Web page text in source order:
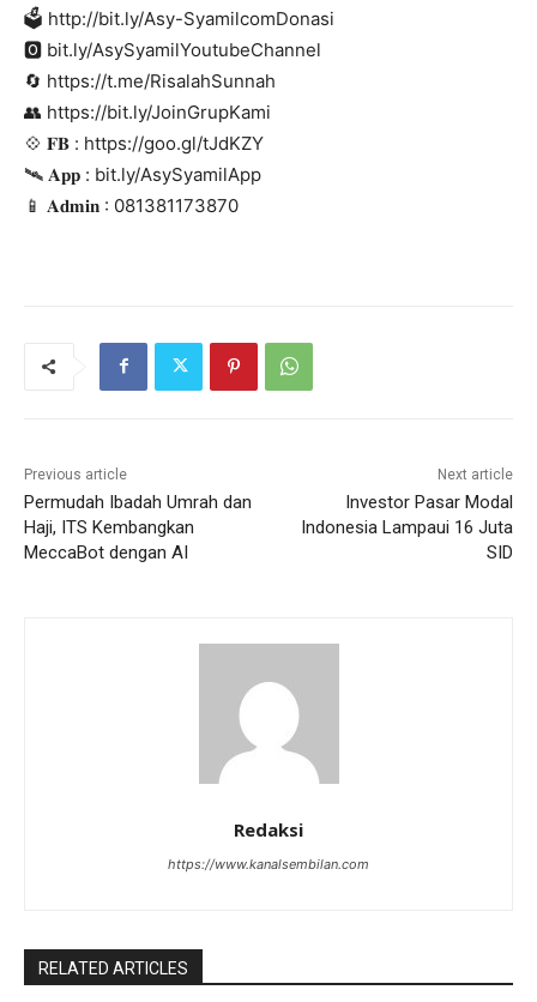
🗳 http://bit.ly/Asy-SyamilcomDonasi
🅾 bit.ly/AsySyamilYoutubeChannel
🔄 https://t.me/RisalahSunnah
👥 https://bit.ly/JoinGrupKami
💠️ 𝐅𝐁 : https://goo.gl/tJdKZY
🛰 𝐀𝐩𝐩 : bit.ly/AsySyamilApp
📱 𝐀𝐝𝐦𝐢𝐧 : 081381173870
Previous article
Permudah Ibadah Umrah dan
Haji, ITS Kembangkan
MeccaBot dengan AI
Next article
Investor Pasar Modal
Indonesia Lampaui 16 Juta
SID
Redaksi
https://www.kanalsembilan.com
RELATED ARTICLES